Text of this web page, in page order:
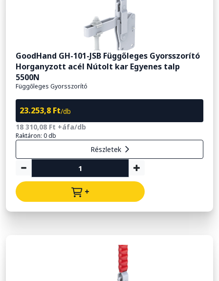
GoodHand GH-101-JSB Függőleges Gyorsszorító
Horganyzott acél Nútolt kar Egyenes talp
5500N
Függőleges Gyorsszorító
23.253,8 Ft/db
18 310,08 Ft +áfa/db
Raktáron: 0 db
Részletek
+